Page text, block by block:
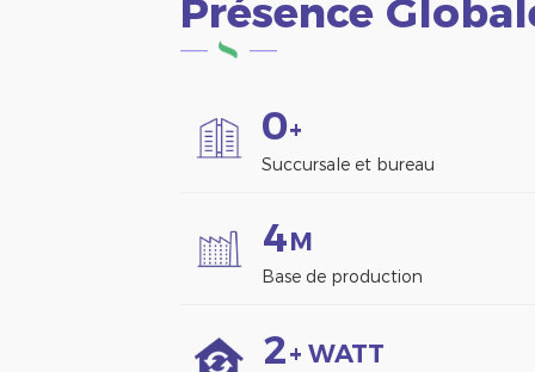
Présence
0+
Succursale et bureau
4M
Base de production
2+ WATT